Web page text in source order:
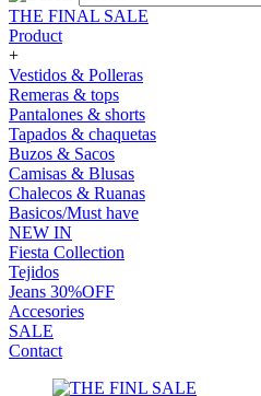
THE FINAL SALE
Product
+
Vestidos & Polleras
Remeras & tops
Pantalones & shorts
Tapados & chaquetas
Buzos & Sacos
Camisas & Blusas
Chalecos & Ruanas
Basicos/Must have
NEW IN
Fiesta Collection
Tejidos
Jeans 30%OFF
Accesories
SALE
Contact